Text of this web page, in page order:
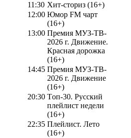
11:30 Хит-сториз (16+)
12:00 Юмор FM чарт
(16+)
13:00 Премия МУЗ-ТВ-
2026 г. Движение.
Красная дорожка
(16+)
14:45 Премия МУЗ-ТВ-
2026 г. Движение
(16+)
20:30 Tоп-30. Русский
плейлист недели
(16+)
22:35 Плейлист. Лето
(16+)